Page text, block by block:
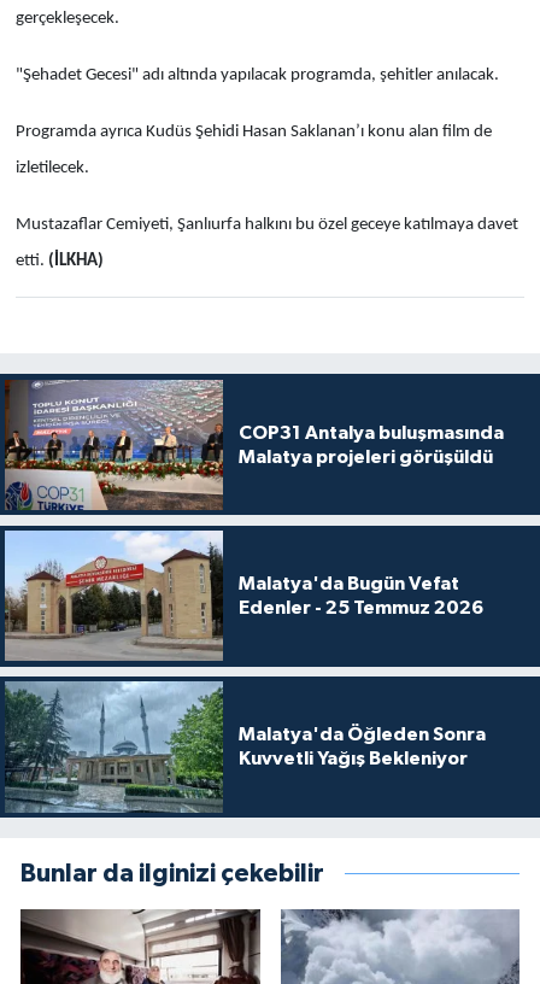
gerçekleşecek.
"Şehadet Gecesi" adı altında yapılacak programda, şehitler anılacak.
Programda ayrıca Kudüs Şehidi Hasan Saklanan’ı konu alan film de
izletilecek.
Mustazaflar Cemiyeti, Şanlıurfa halkını bu özel geceye katılmaya davet
etti. (İLKHA)
COP31 Antalya buluşmasında
Malatya projeleri görüşüldü
Malatya'da Bugün Vefat
Edenler - 25 Temmuz 2026
Malatya'da Öğleden Sonra
Kuvvetli Yağış Bekleniyor
Bunlar da ilginizi çekebilir